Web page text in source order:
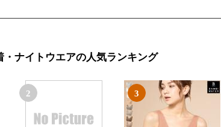
・ナイトウエアの人気ランキング
2 3